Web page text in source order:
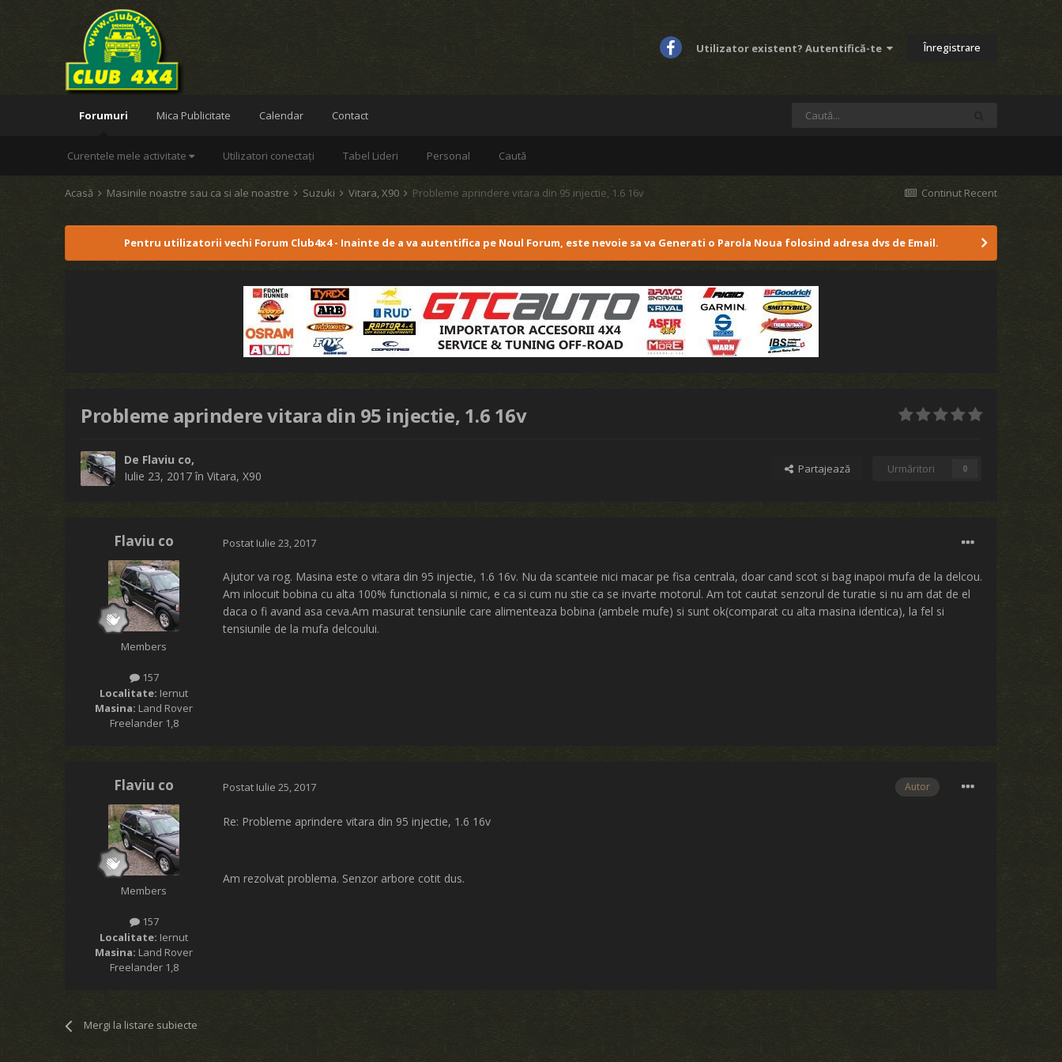
Utilizator existent? Autentifică-te Înregistrare
Forumuri
Curentele mele activitate Utilizatori conectați Tabel Lideri Personal Caută
Mica Publicitate Calendar Contact
Continut Recent
Acasă Masinile noastre sau ca si ale noastre Suzuki Vitara, X90 Probleme aprindere vitara din 95 injectie, 1.6 16v
Pentru utilizatorii vechi Forum Club4x4 - Inainte de a va autentifica pe Noul Forum, este nevoie sa va Generati o Parola Noua folosind adresa dvs de Email.
Probleme aprindere vitara din 95 injectie, 1.6 16v
De Flaviu co,
Iulie 23, 2017înVitara, X90 Partajează Urmăritori 0
Flaviu co
Members
157
Localitate: Iernut
Masina: Land Rover
Freelander 1,8
Postat Iulie 23, 2017
Ajutor va rog. Masina este o vitara din 95 injectie, 1.6 16v. Nu da scanteie nici macar pe fisa centrala, doar cand scot si bag inapoi mufa de la delcou.
Am inlocuit bobina cu alta 100% functionala si nimic, e ca si cum nu stie ca se invarte motorul. Am tot cautat senzorul de turatie si nu am dat de el
daca o fi avand asa ceva.Am masurat tensiunile care alimenteaza bobina (ambele mufe) si sunt ok(comparat cu alta masina identica), la fel si
tensiunile de la mufa delcoului.
Flaviu co
Members
157
Localitate: Iernut
Masina: Land Rover
Freelander 1,8
Autor
Postat Iulie 25, 2017
Re: Probleme aprindere vitara din 95 injectie, 1.6 16v
Am rezolvat problema. Senzor arbore cotit dus.
Mergi la listare subiecte